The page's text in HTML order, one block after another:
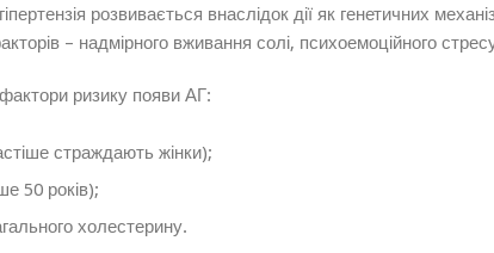
розвивається внаслідок дії як генетичних
– надмірного вживання солі, психоемоційного
ризику появи АГ:
страждають жінки);
50 років);
холестерину.